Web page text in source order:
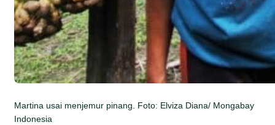
Martina usai menjemur pinang. Foto: Elviza Diana/ Mongabay
Indonesia